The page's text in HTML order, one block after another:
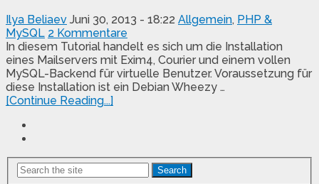
Ilya Beliaev Juni 30, 2013 - 18:22 Allgemein, PHP &
MySQL 2 Kommentare
In diesem Tutorial handelt es sich um die Installation
eines Mailservers mit Exim4, Courier und einem vollen
MySQL-Backend für virtuelle Benutzer. Voraussetzung für
diese Installation ist ein Debian Wheezy …
[Continue Reading...]
Search